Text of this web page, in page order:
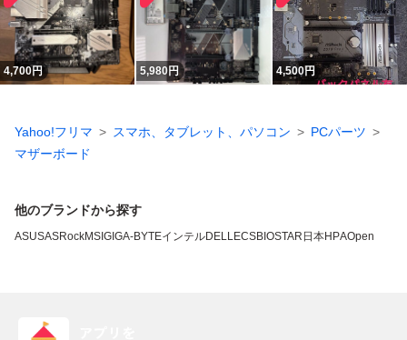
4,700円 5,980円 4,500円
Yahoo!フリマ スマホ、タブレット、パソコン
PCパーツ
マザーボード
他のブランドから探す
ASUSASRockMSI GIGA-BYTEインテルDELLECSBIOSTAR 日本HPAOpen